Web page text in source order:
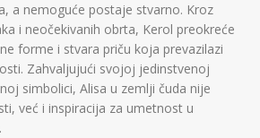
a nemoguće postaje stvarno. Kroz
i neočekivanih obrta, Kerol preokreće
forme i stvara priču koja prevazilazi
Zahvaljujući svojoj jedinstvenoj
simbolici, Alisa u zemlji čuda nije
već i inspiracija za umetnost u